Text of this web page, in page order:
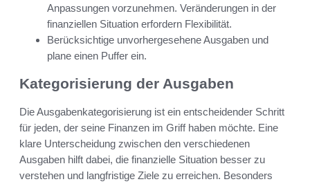
Anpassungen vorzunehmen. Veränderungen in der
finanziellen Situation erfordern Flexibilität.
Berücksichtige unvorhergesehene Ausgaben und
plane einen Puffer ein.
Kategorisierung der Ausgaben
Die Ausgabenkategorisierung ist ein entscheidender Schritt
für jeden, der seine Finanzen im Griff haben möchte. Eine
klare Unterscheidung zwischen den verschiedenen
Ausgaben hilft dabei, die finanzielle Situation besser zu
verstehen und langfristige Ziele zu erreichen. Besonders